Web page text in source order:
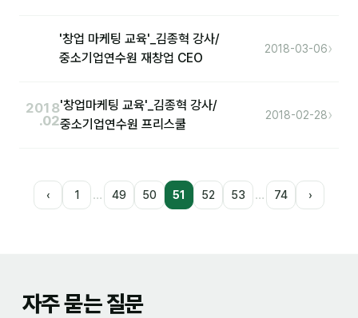
'창업 마케팅 교육'_김종혁 강사/
중소기업연수원 재창업 CEO
2018-03-06›
2018
.02
'창업마케팅 교육'_김종혁 강사/
중소기업연수원 프리스쿨
2018-02-28›
‹ 1 … 49 50 51 52 53 … 74 ›
자주 묻는 질문